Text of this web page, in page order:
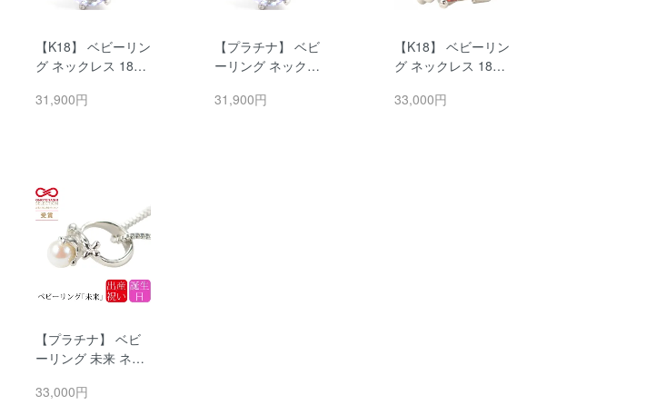
【K18】 ベビーリン
グ ネックレス 18金
ェーン付 ペンダン
古希 米寿
31,900円
【プラチナ】 ベビ
ーリング ネックレ
チェーン付 Pt900
31,900円
【K18】 ベビーリン
グ ネックレス 18金
ーバー ミルククラ
33,000円
【プラチナ】 ベビ
ーリング 未来 ネッ
ーパール ハート ク
33,000円